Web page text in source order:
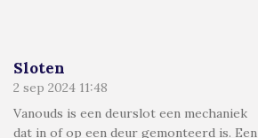
Sloten
2 sep 2024 11:48
Vanouds is een deurslot een mechaniek
dat in of op een deur gemonteerd is. Een